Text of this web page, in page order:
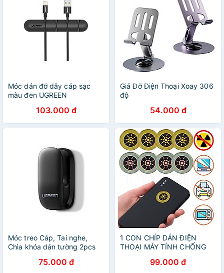
Móc dán đỡ dây cáp sạc
màu đen UGREEN
103.000 đ
Giá Đỡ Điện Thoại Xoay 306
độ
54.000 đ
Móc treo Cáp, Tai nghe,
Chìa khóa dán tường 2pcs
LP252 Hàng Chính Hãng
75.000 đ
1 CON CHÍP DÁN ĐIỆN
THOẠI MÁY TÍNH CHỐNG
TOÀN CHO MỌI NGƯỜI
99.000 đ